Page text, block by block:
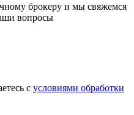
брокеру и мы свяжемся
вопросы
с условиями обработки